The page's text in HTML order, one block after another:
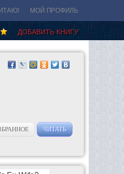
МОЙ ПРОФИЛЬ
ДОБАВИТЬ КНИГУ
ЧИТАТЬ